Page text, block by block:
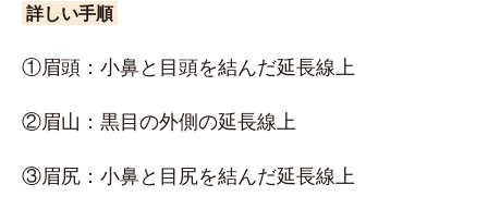
詳しい手順
①眉頭：小鼻と目頭を結んだ延長線上
②眉山：黒目の外側の延長線上
③眉尻：小鼻と目尻を結んだ延長線上